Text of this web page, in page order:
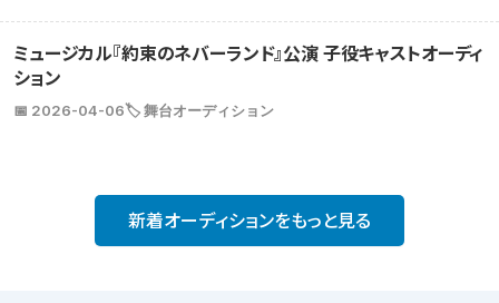
ミュージカル『約束のネバーランド』公演 子役キャストオーディ
ション
📅 2026-04-06🏷️ 舞台オーディション
新着オーディションをもっと見る